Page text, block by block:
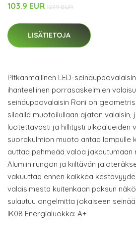
103.9 EUR 127.9 EUR
LISÄTIETOJA
Pitkänmallinen LED-
ihanteellinen porrasaskelmien
seinäuppovalaisin Roni on
sileällä muotoilullaan ajaton valaisin,
luotettavasti ja hillitysti ulkoalueiden
suorakulmion muoto antaa lampulle
auttaa pehmeää valoa jakautumaan
Alumiinirungon ja kiiltävän
vakuuttaa ennen kaikkea
valaisimesta kuitenkaan paksun
sulautuu ongelmitta jokaiseen
IK08 Energialuokka: A+